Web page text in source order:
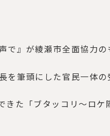
』が綾瀬市全面協力の
筆頭にした官民一体の
きた「ブタッコリ～ロ